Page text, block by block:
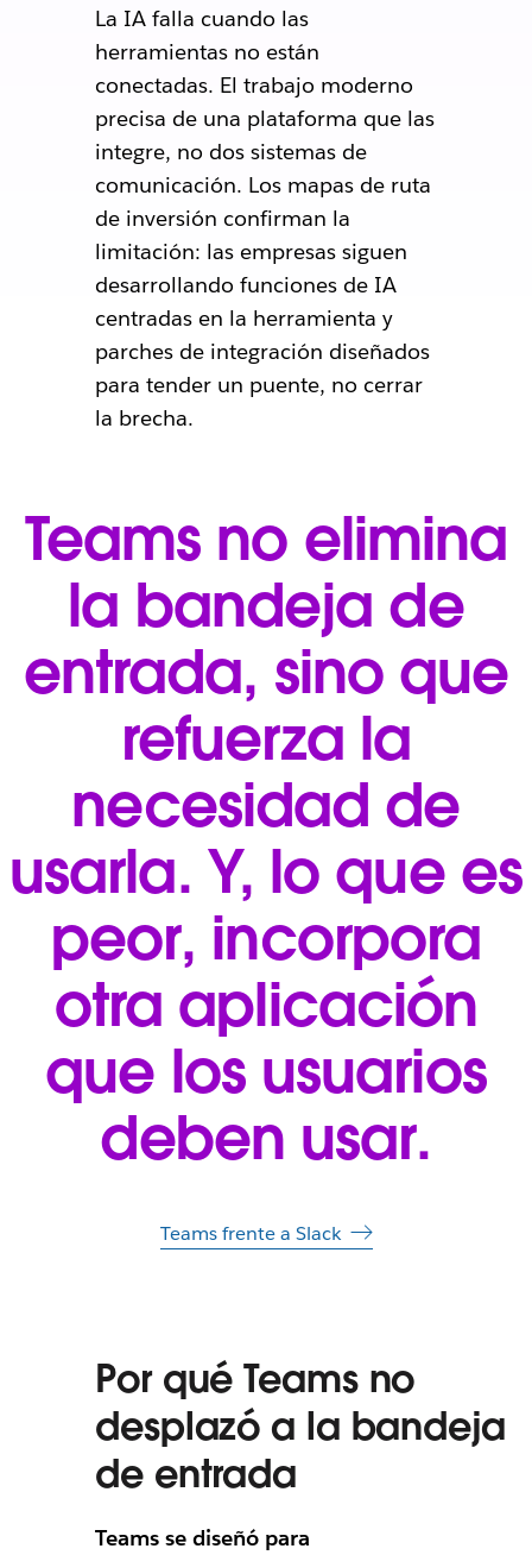
La IA falla cuando las
herramientas no están
conectadas. El trabajo moderno
precisa de una plataforma que las
integre, no dos sistemas de
comunicación. Los mapas de ruta
de inversión confirman la
limitación: las empresas siguen
desarrollando funciones de IA
centradas en la herramienta y
parches de integración diseñados
para tender un puente, no cerrar
la brecha.
Teams no elimina
la bandeja de
entrada, sino que
refuerza la
necesidad de
usarla. Y, lo que es
peor, incorpora
otra aplicación
que los usuarios
deben usar.
Teams frente a Slack
Por qué Teams no
desplazó a la bandeja
de entrada
Teams se diseñó para